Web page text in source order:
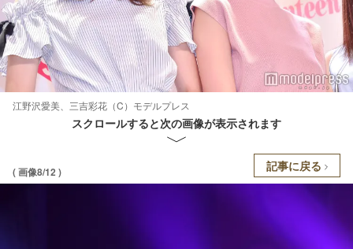
江野沢愛美、三吉彩花（C）モデルプレス
スクロールすると次の画像が表示されます
( 画像8/12 ) 記事に戻る